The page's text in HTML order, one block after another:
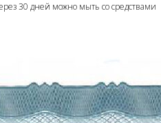
30 дней можно мыть со средствами